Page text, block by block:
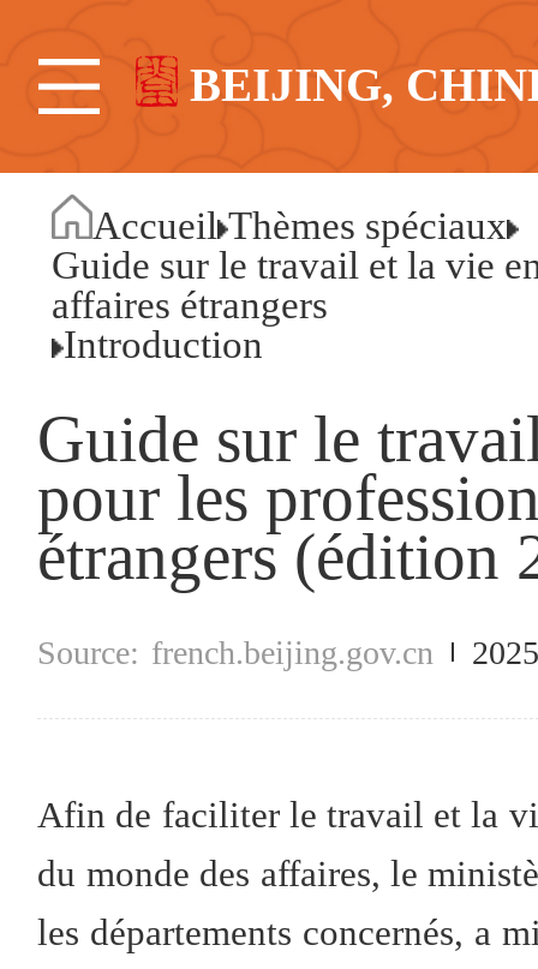
BEIJING,
Accueil Thèmes spéciaux
Guide sur le travail et la vie
affaires étrangers
Introduction
Guide sur le
pour les
étrangers (édition
french.beijing.gov.cn
Afin de faciliter le travail et la
du monde des affaires, le
les départements concernés, a